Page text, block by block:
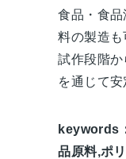
食品・食
料の製造も
試作段階
を通じて安
keywords
品原料,ポ